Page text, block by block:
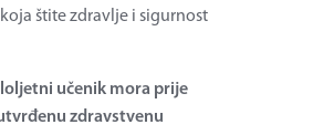
štite zdravlje i sigurnost
učenik mora prije
zdravstvenu